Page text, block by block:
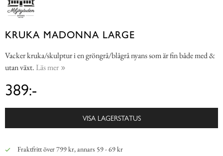
KRUKA MADONNA LARGE
Vacker kruka/skulptur i en gröngrå/blågrå nyans som är fin både med &
utan växt. Läs mer
389:-
VISA LAGERSTATUS
Fraktfritt över 799 kr, annars 59 - 69 kr